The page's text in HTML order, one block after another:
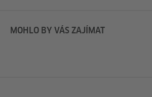
MOHLO BY VÁS ZAJÍMAT